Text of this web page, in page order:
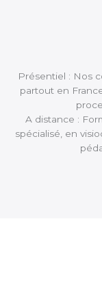
Présentiel : Nos
partout en
A distance :
spécialisé, en